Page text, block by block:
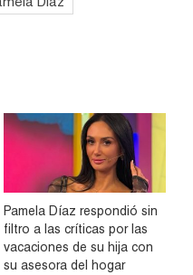
Pamela Díaz respondió sin
filtro a las críticas por las
vacaciones de su hija con
su asesora del hogar